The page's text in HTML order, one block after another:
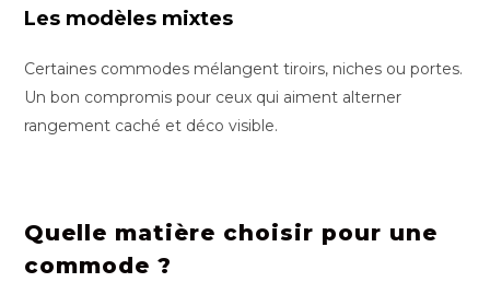
Les modèles mixtes
Certaines commodes mélangent tiroirs, niches ou portes.
Un bon compromis pour ceux qui aiment alterner
rangement caché et déco visible.
Quelle matière choisir pour une
commode ?